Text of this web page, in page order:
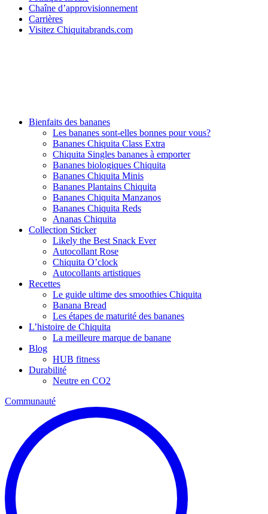
Chaîne d’approvisionnement
Carrières
Visitez Chiquitabrands.com
Bienfaits des bananes
Les bananes sont-elles bonnes pour vous?
Bananes Chiquita Class Extra
Chiquita Singles bananes à emporter
Bananes biologiques Chiquita
Bananes Chiquita Minis
Bananes Plantains Chiquita
Bananes Chiquita Manzanos
Bananes Chiquita Reds
Ananas Chiquita
Collection Sticker
Likely the Best Snack Ever
Autocollant Rose
Chiquita O’clock
Autocollants artistiques
Recettes
Le guide ultime des smoothies Chiquita
Banana Bread
Les étapes de maturité des bananes
L’histoire de Chiquita
La meilleure marque de banane
Blog
HUB fitness
Durabilité
Neutre en CO2
Communauté